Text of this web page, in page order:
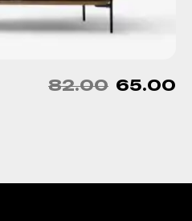
82.00 65.00